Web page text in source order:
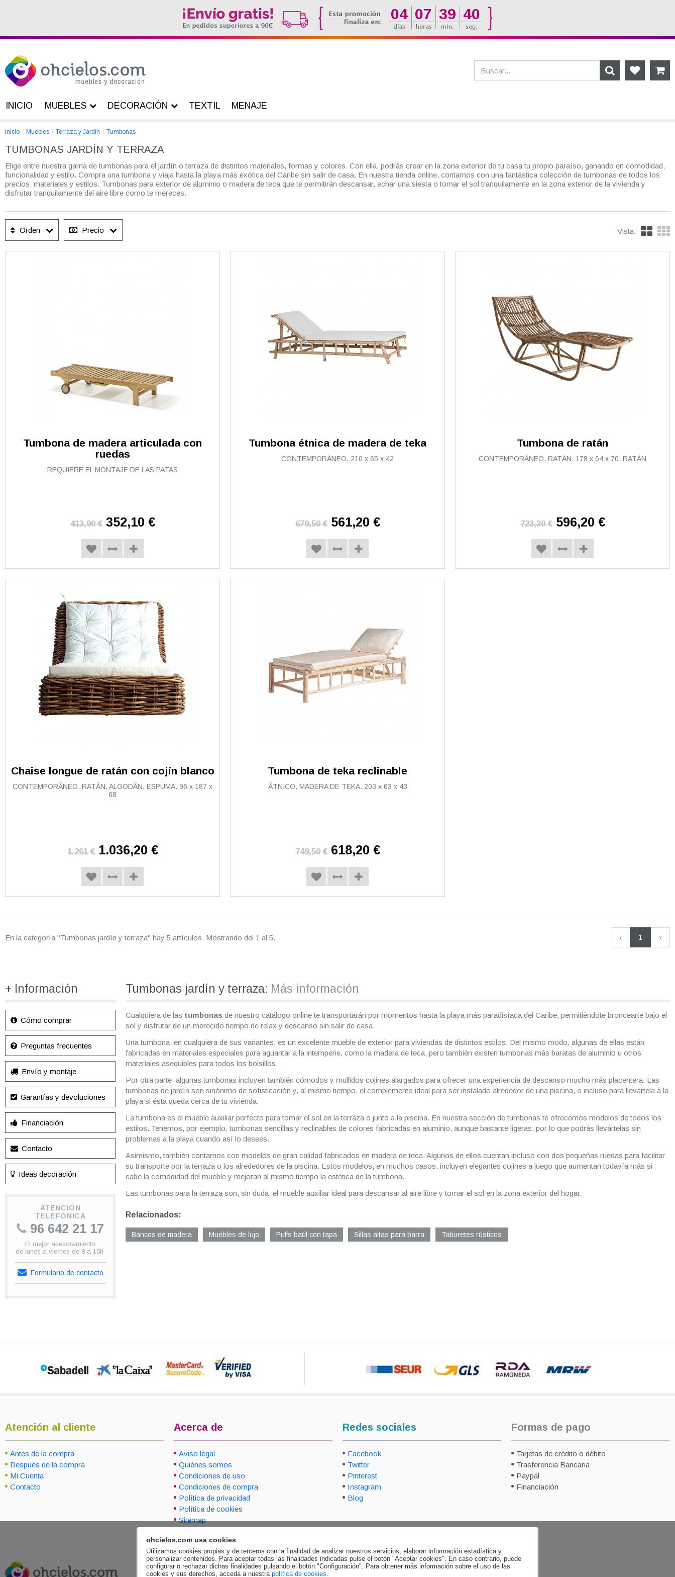
Inicio Muebles Terraza y Jardín Tumbonas
TUMBONAS JARDÍN Y TERRAZA
Elige entre nuestra gama de tumbonas para el jardín o terraza de distintos materiales, formas y colores. Con ella, podrás crear en la zona exterior de tu casa tu propio paraíso, ganando en comodidad,
funcionalidad y estilo. Compra una tumbona y viaja hasta la playa más exótica del Caribe sin salir de casa. En nuestra tienda online, contamos con una fantástica colección de tumbonas de todos los
precios, materiales y estilos. Tumbonas para exterior de aluminio o madera de teca que te permitirán descansar, echar una siesta o tomar el sol tranquilamente en la zona exterior de la vivienda y
disfrutar tranquilamente del aire libre como te mereces.
Vista:
Orden Precio
Tumbona de madera articulada con
ruedas
REQUIERE EL MONTAJE DE LAS PATAS
413,90 € 352,10 €
Tumbona étnica de madera de teka
CONTEMPORÁNEO. 210 x 65 x 42
679,50 € 561,20 €
Tumbona de ratán
CONTEMPORÁNEO. RATÁN. 178 x 64 x 70. RATÁN
723,30 € 596,20 €
Chaise longue de ratán con cojín blanco
CONTEMPORÃNEO. RATÃN, ALGODÃN, ESPUMA. 96 x 187 x
68
1.261 € 1.036,20 €
Tumbona de teka reclinable
ÃTNICO. MADERA DE TEKA. 203 x 63 x 43
749,50 € 618,20 €
‹ 1 ›
En la categoría "Tumbonas jardín y terraza" hay 5 artículos. Mostrando del 1 al 5.
Tumbonas jardín y terraza: Más información
Cualquiera de las tumbonas de nuestro catálogo online te transportarán por momentos hasta la playa más paradisíaca del Caribe, permitiéndote broncearte bajo el
sol y disfrutar de un merecido tiempo de relax y descanso sin salir de casa.
Una tumbona, en cualquiera de sus variantes, es un excelente mueble de exterior para viviendas de distintos estilos. Del mismo modo, algunas de ellas están
fabricadas en materiales especiales para aguantar a la intemperie, como la madera de teca, pero también existen tumbonas más baratas de aluminio u otros
materiales asequibles para todos los bolsillos.
Por otra parte, algunas tumbonas incluyen también cómodos y mullidos cojines alargados para ofrecer una experiencia de descanso mucho más placentera. Las
tumbonas de jardín son sinónimo de sofisticación y, al mismo tiempo, el complemento ideal para ser instalado alrededor de una piscina, o incluso para llevártela a la
playa si ésta queda cerca de tu vivienda.
La tumbona es el mueble auxiliar perfecto para tomar el sol en la terraza o junto a la piscina. En nuestra sección de tumbonas te ofrecemos modelos de todos los
estilos. Tenemos, por ejemplo, tumbonas sencillas y reclinables de colores fabricadas en aluminio, aunque bastante ligeras, por lo que podrás llevártelas sin
problemas a la playa cuando así lo desees.
Asimismo, también contamos con modelos de gran calidad fabricados en madera de teca. Algunos de ellos cuentan incluso con dos pequeñas ruedas para facilitar
su transporte por la terraza o los alrededores de la piscina. Estos modelos, en muchos casos, incluyen elegantes cojines a juego que aumentan todavía más si
cabe la comodidad del mueble y mejoran al mismo tiempo la estética de la tumbona.
Las tumbonas para la terraza son, sin duda, el mueble auxiliar ideal para descansar al aire libre y tomar el sol en la zona exterior del hogar.
Relacionados:
Bancos de madera Muebles de lujo Puffs baúl con tapa Sillas altas para barra Taburetes rústicos
+ Información
Cómo comprar
Preguntas frecuentes
Envío y montaje
Garantías y devoluciones
Financiación
Contacto
Ideas decoración
ATENCIÓN
TELEFÓNICA
96 642 21 17
El mejor asesoramiento
de lunes a viernes de 8 a 15h.
Formulario de contacto
INICIO MUEBLES DECORACIÓN TEXTIL MENAJE
04 07 39 39
ohcielos.com usa cookies
Utilizamos cookies propias y de terceros con la finalidad de analizar nuestros servicios, elaborar información estadística y
personalizar contenidos. Para aceptar todas las finalidades indicadas pulse el botón "Aceptar cookies". En caso contrario, puede
configurar o rechazar dichas finalidades pulsando el botón "Configuración". Para obtener más información sobre el uso de las
cookies y sus derechos, acceda a nuestra política de cookies.
Atención al cliente
Antes de la compra
Después de la compra
Mi Cuenta
Contacto
Acerca de
Aviso legal
Quiénes somos
Condiciones de uso
Condiciones de compra
Política de privacidad
Política de cookies
Sitemap
Redes sociales
Facebook
Twitter
Pinterest
Instagram
Blog
Formas de pago
Tarjetas de crédito o débito
Trasferencia Bancaria
Paypal
Financiación